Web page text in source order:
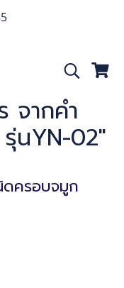
จากคำ
รุ่นYN-02"
ดครอบจมูก